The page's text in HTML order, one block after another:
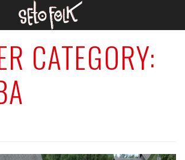
CATEGORY: